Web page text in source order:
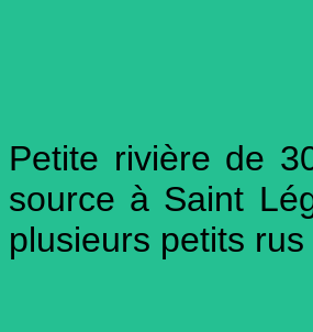
Petite rivière de
source à Saint
plusieurs petits